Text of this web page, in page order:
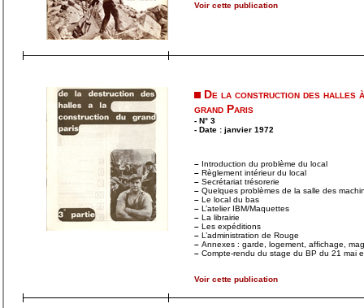
Voir cette publication
De la construction des halles
grand Paris
- N° 3
- Date : janvier 1972
– Introduction du problème du local
– Règlement intérieur du local
– Secrétariat trésorerie
– Quelques problèmes de la salle des
– Le local du bas
– L’atelier IBM/Maquettes
– La librairie
– Les expéditions
– L’administration de Rouge
– Annexes : garde, logement, affichage,
– Compte-rendu du stage du BP du 21 mai
Voir cette publication